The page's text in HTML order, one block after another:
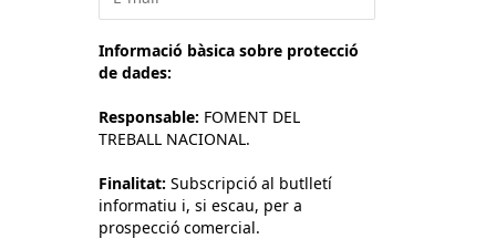
Informació bàsica sobre protecció
de dades:
Responsable: FOMENT DEL
TREBALL NACIONAL.
Finalitat: Subscripció al butlletí
informatiu i, si escau, per a
prospecció comercial.